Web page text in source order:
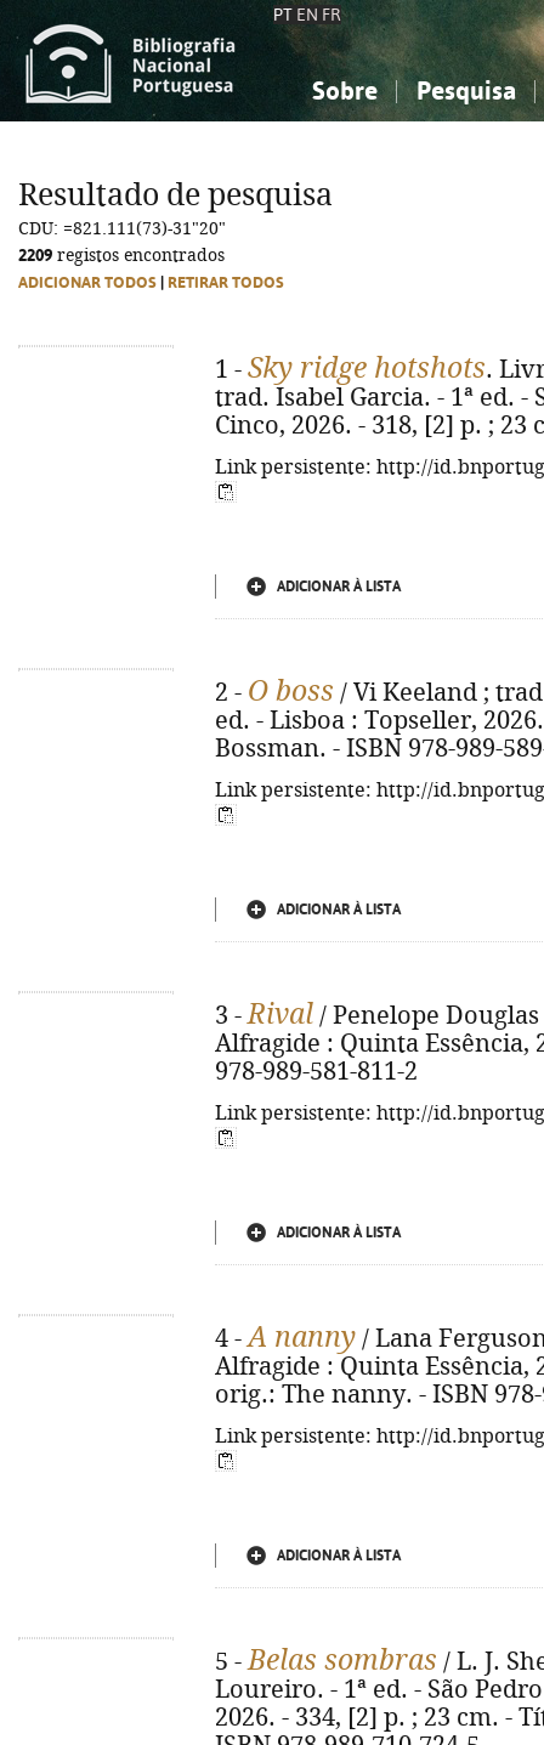
PT EN FR
Sobre Pesquisa
Ciências sociais...
Ciências sociais...
Resultado de pesquisa
CDU: =821.111(73)-31"20"
2209 registos encontrados
ADICIONAR TODOS RETIRAR TODOS
1 - Sky ridge hotshots.
trad. Isabel Garcia. - 1ª ed. -
Cinco, 2026. - 318, [2] p. ; 23
Link persistente: http://
ADICIONAR À LISTA
2 - O boss / Vi Keeland ;
ed. - Lisboa : Topseller,
Bossman. - ISBN 978-989-
Link persistente: http://
ADICIONAR À LISTA
3 -Rival / Penelope
Alfragide : Quinta Essência,
978-989-581-811-2
Link persistente: http://
ADICIONAR À LISTA
4 -A nanny / Lana
Alfragide : Quinta Essência,
orig.: The nanny. - ISBN
Link persistente: http://
ADICIONAR À LISTA
5 -Belas sombras / L. J.
Loureiro. - 1ª ed. - São
2026. - 334, [2] p. ; 23 cm. -